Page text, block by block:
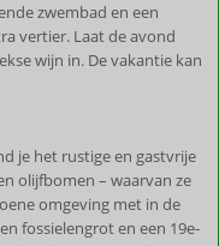
zwembad en een
vertier. Laat de avond
wijn in. De vakantie kan
je het rustige en gastvrije
olijfbomen – waarvan ze
omgeving met in de
fossielengrot en een 19e-